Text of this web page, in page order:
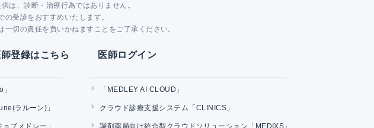
は、診断・治療行為ではありません。
受診をおすすめいたします。
切の責任を負いかねますことをご了承ください。
師登録はこちら 医師ログイン
ラルーン)」
ブメドレー」
「MEDLEY AI CLOUD」
クラウド診療支援システム「CLINICS」
調剤薬局向け統合型クラウドソリューション「MEDIXS」